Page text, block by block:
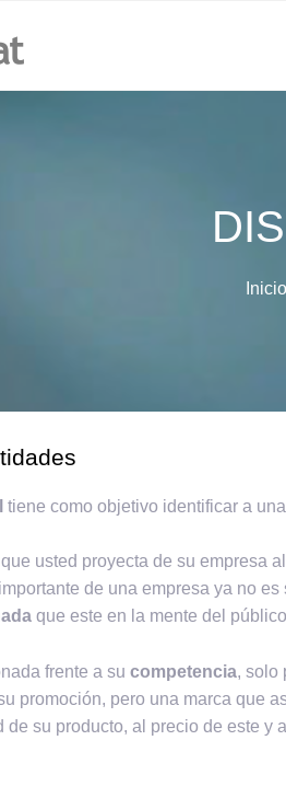
Inicio
tiene como objetivo identificar a
usted proyecta de su empresa
de una empresa ya no
que este en la mente del
frente a su competencia, solo
promoción, pero una marca que
su producto, al precio de este y